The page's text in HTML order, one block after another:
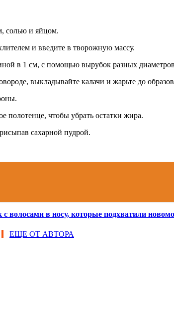
солью и яйцом.
и введите в творожную массу.
в 1 см, с помощью вырубок разных
выкладывайте калачи и жарьте до
полотенце, чтобы убрать остатки жира.
сахарной пудрой.
с волосами в носу, которые подхватили
ЕЩЕ ОТ АВТОРА